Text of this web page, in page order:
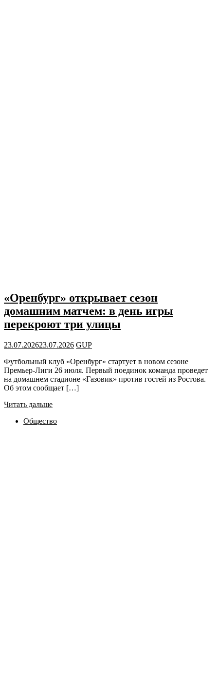
«Оренбург» открывает сезон
домашним матчем: в день игры
перекроют три улицы
23.07.202623.07.2026 GUP
Футбольный клуб «Оренбург» стартует в новом сезоне
Премьер-Лиги 26 июля. Первый поединок команда проведет
на домашнем стадионе «Газовик» против гостей из Ростова.
Об этом сообщает […]
Читать дальше
Общество